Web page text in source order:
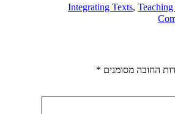
Integrating Texts,
החובה מסומנים *